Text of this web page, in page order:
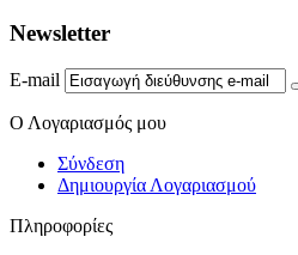
Newsletter
E-mail
Ο Λογαριασμός μου
Σύνδεση
Δημιουργία Λογαριασμού
Πληροφορίες